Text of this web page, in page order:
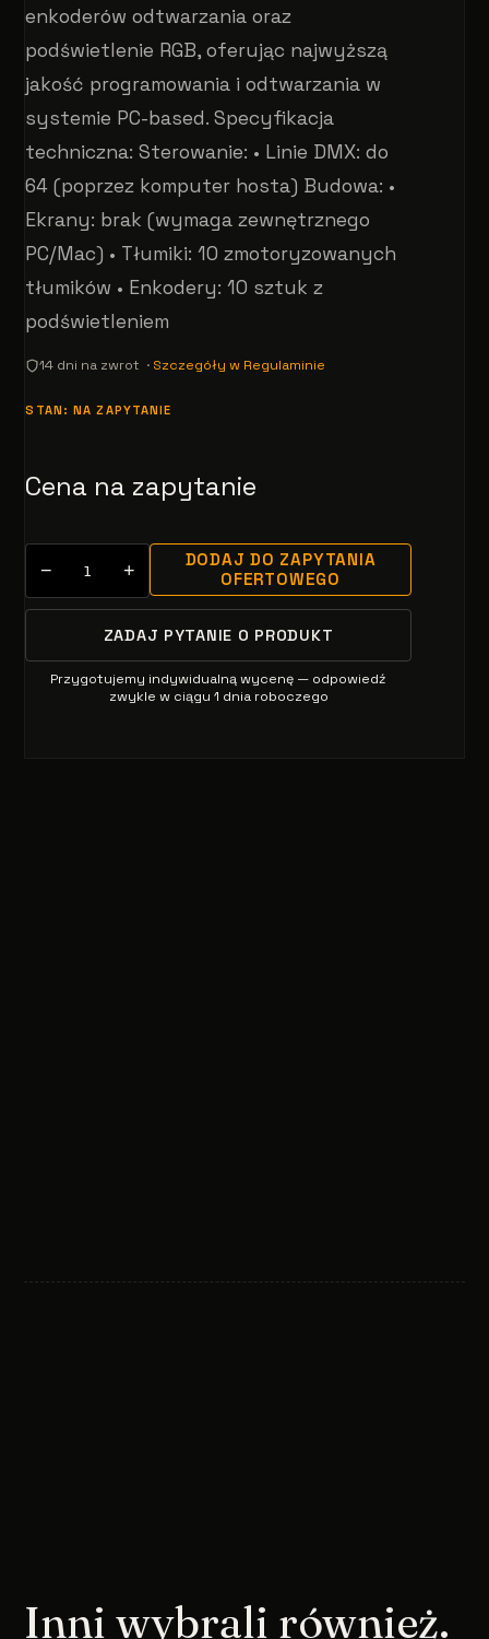
enkoderów odtwarzania oraz
podświetlenie RGB, oferując najwyższą
jakość programowania i odtwarzania w
systemie PC-based. Specyfikacja
techniczna: Sterowanie: • Linie DMX: do
64 (poprzez komputer hosta) Budowa: •
Ekrany: brak (wymaga zewnętrznego
PC/Mac) • Tłumiki: 10 zmotoryzowanych
tłumików • Enkodery: 10 sztuk z
podświetleniem
14 dni na zwrot · Szczegóły w Regulaminie
STAN: NA ZAPYTANIE
Cena na zapytanie
− +
DODAJ DO ZAPYTANIA
OFERTOWEGO
ZADAJ PYTANIE O PRODUKT
Przygotujemy indywidualną wycenę — odpowiedź
zwykle w ciągu 1 dnia roboczego
Inni wybrali również.